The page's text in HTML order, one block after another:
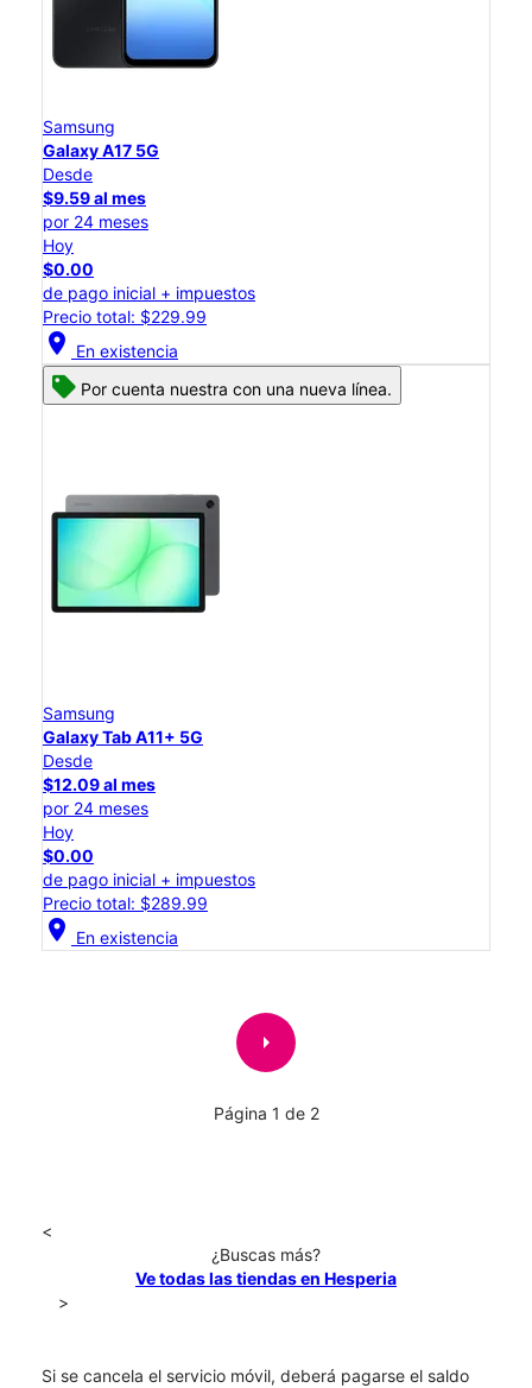
Samsung
Galaxy A17 5G
Desde
$9.59 al mes
por 24 meses
Hoy
$0.00
de pago inicial + impuestos
Precio total: $229.99
location_on En existencia
Por cuenta nuestra con una nueva línea.
Samsung
Galaxy Tab A11+ 5G
Desde
$12.09 al mes
por 24 meses
Hoy
$0.00
de pago inicial + impuestos
Precio total: $289.99
location_on En existencia
arrow_right
Página 1 de 2
<
¿Buscas más?
Ve todas las tiendas en Hesperia
>
Si se cancela el servicio móvil, deberá pagarse el saldo